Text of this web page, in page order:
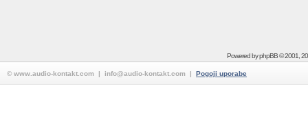
Powered byphpBB© 2001,
© www.audio-kontakt.com | info@audio-kontakt.com | Pogoji uporabe